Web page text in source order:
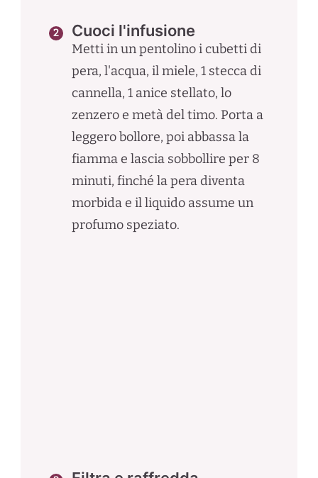
Cuoci l'infusione
Metti in un pentolino i cubetti di
pera, l'acqua, il miele, 1 stecca di
cannella, 1 anice stellato, lo
zenzero e metà del timo. Porta a
leggero bollore, poi abbassa la
fiamma e lascia sobbollire per 8
minuti, finché la pera diventa
morbida e il liquido assume un
profumo speziato.